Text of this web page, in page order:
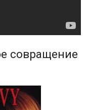
совращение